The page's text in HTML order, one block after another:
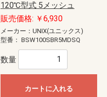
120℃型式 5メッシュ
販売価格: ￥6,930
メーカー：UNIX(ユニックス)
型番： BSW100SBR5MDSQ
数量
カートに入れる